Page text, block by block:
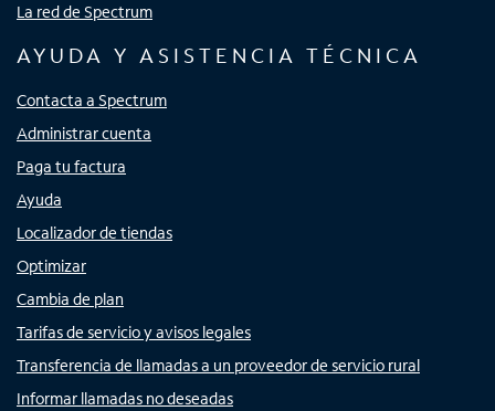
La red de Spectrum
AYUDA Y ASISTENCIA TÉCNICA
Contacta a Spectrum
Administrar cuenta
Paga tu factura
Ayuda
Localizador de tiendas
Optimizar
Cambia de plan
Tarifas de servicio y avisos legales
Transferencia de llamadas a un proveedor de servicio rural
Informar llamadas no deseadas